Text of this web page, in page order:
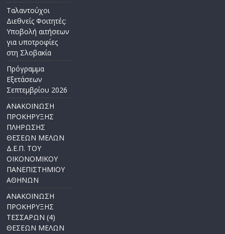
Ταλαντούχοι
Διεθνείς Φοιτητές:
Υποβολή αιτήσεων
για υποτροφίες
στη Σλοβακία
Πρόγραμμα
Εξετάσεων
Σεπτεμβρίου 2026
ΑΝΑΚΟΙΝΩΣΗ
ΠΡΟΚΗΡΥΞΗΣ
ΠΛΗΡΩΣΗΣ
ΘΕΣΕΩΝ ΜΕΛΩΝ
Δ.Ε.Π. ΤΟΥ
ΟΙΚΟΝΟΜΙΚΟΥ
ΠΑΝΕΠΙΣΤΗΜΙΟΥ
ΑΘΗΝΩΝ
ΑΝΑΚΟΙΝΩΣΗ
ΠΡΟΚΗΡΥΞΗΣ
ΤΕΣΣΑΡΩΝ (4)
ΘΕΣΕΩΝ ΜΕΛΩΝ